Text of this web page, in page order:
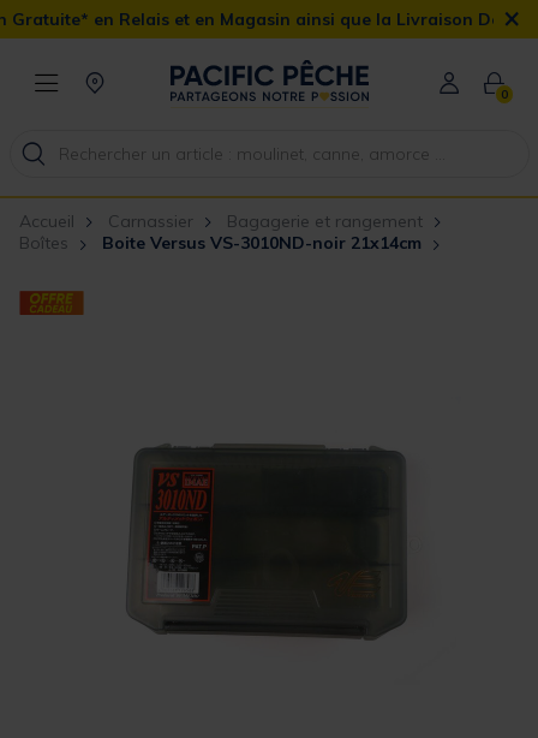
et en Magasin ainsi que la Livraison Domicile offerte dès
×
0
Accueil Carnassier
Bagagerie et rangement
Boîtes
Boite Versus VS-3010ND-noir 21x14cm